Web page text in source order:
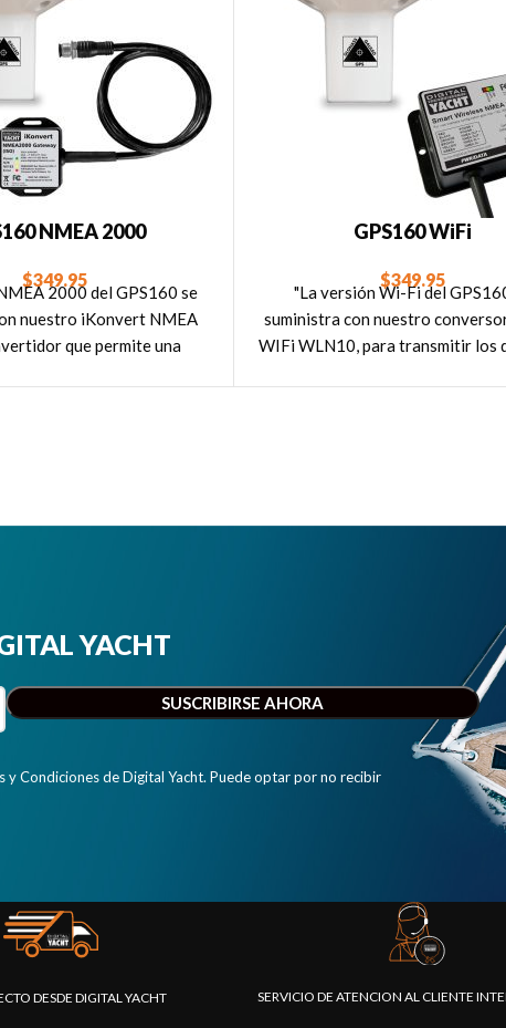
NMEA 2000
$349.95
2000 del GPS160 se
nuestro iKonvert NMEA
que permite una
GPS160 WiFi
$349.95
"La versión Wi-Fi del
suministra con nuestro
WIFi WLN10, para transmitir los
YACHT
Condiciones de Digital Yacht. Puede optar por no recibir
DESDE DIGITAL YACHT SERVICIO DE ATENCION AL CLIENTE